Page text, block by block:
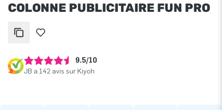
COLONNE PUBLICITAIRE FUN PRO
9.5/10
JB a 142 avis sur Kiyoh